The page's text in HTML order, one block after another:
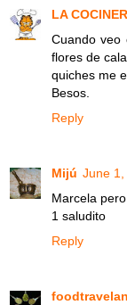
LA
Cuando veo
flores de
quiches me
Besos.
Reply
Mijú June 1,
Marcela
1 saludito
Reply